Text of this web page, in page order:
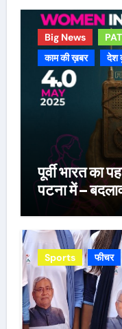
Big News
काम की ख़बर
देश
पूर्वी भारत का
पटना में –
Sports फीचर